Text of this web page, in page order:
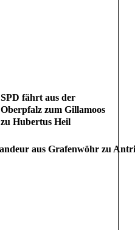
SPD fährt aus der
Oberpfalz zum Gillamoos
zu Hubertus Heil